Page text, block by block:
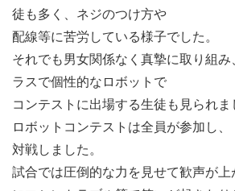
徒も多く、ネジのつけ方や
配線等に苦労している様子でした。
それでも男女関係なく真摯に取り組み
ラスで個性的なロボットで
コンテストに出場する生徒も見られま
ロボットコンテストは全員が参加し
対戦しました。
試合では圧倒的な力を見せて歓声が